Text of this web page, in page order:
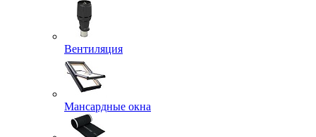
Вентиляция
Мансардные окна